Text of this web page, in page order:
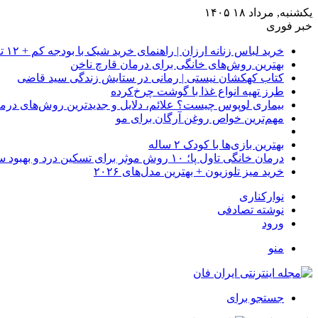
یکشنبه, مرداد ۱۸ ۱۴۰۵
خبر فوری
خرید لباس زنانه ارزان | راهنمای خرید شیک با بودجه کم + ۱۲ ترفند طلایی
بهترین روش‌های خانگی برای درمان قارچ ناخن
کتاب کهکشان نیستی | رمانی در ستایش زندگی سید قاضی
طرز تهیه انواع غذا با گوشت چرخ‌کرده
بیماری لوپوس چیست؟ علائم، دلایل و جدیدترین روش‌های
مهم‌ترین خواص روغن آرگان برای مو
بهترین بازی‌ها با کودک ۲ ساله
درمان خانگی تاول پا؛ ۱۰ روش موثر برای تسکین درد و بهبود سریع
خرید میز تلوزیون + بهترین مدل‌های ۲۰۲۶
نوارکناری
نوشته تصادفی
ورود
منو
جستجو برای